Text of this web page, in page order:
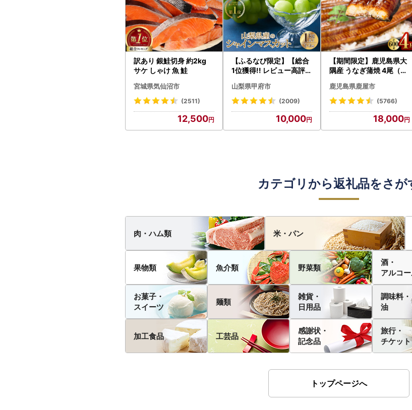
訳あり 銀鮭切身 約2kg
サケ しゃけ 魚 鮭
宮城県気仙沼市
(2511)
12,500
【ふるなび限定】【総合
1位獲得!! レビュー高評価
〉山梨県産 シャインマス
カット 2～3房（1.0kg以
N-Limited-SP
山梨県甲府市
(2009)
10,000
【期間限定】鹿児島県大
隅産 うなぎ蒲焼 4尾（60
cp18 うなぎ 鰻 魚 惣菜 総
菜
鹿児島県鹿屋市
(5766)
18,000
カテゴリから返礼品をさが
肉・ハム類 米・パン
果物類 魚介類 野菜類
酒・
アルコ
お菓子・
スイーツ
麺類
雑貨・
日用品
調味料・
油
加工食品 工芸品
感謝状・
記念品
旅行・
チケット
トップページへ